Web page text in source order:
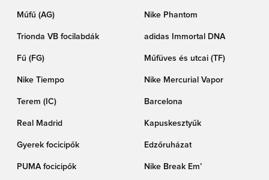
Műfű (AG) Nike Phantom
Trionda VB focilabdák adidas Immortal DNA
Fű (FG) Műfüves és utcai (TF)
Nike Tiempo Nike Mercurial Vapor
Terem (IC) Barcelona
Real Madrid Kapuskesztyűk
Gyerek focicipők Edzőruházat
PUMA focicipők Nike Break Em’